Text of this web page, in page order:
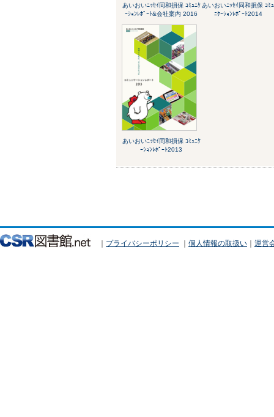
あいおいﾆｯｾｲ同和損保 ｺﾐｭﾆｹ
ｰｼｮﾝﾚﾎﾟｰﾄ&会社案内 2016
あいおいﾆｯｾｲ同和損保 ｺﾐｭ
ﾆｹｰｼｮﾝﾚﾎﾟｰﾄ2014
あいおいﾆｯｾｲ同和損保 ｺﾐｭﾆｹ
ｰｼｮﾝﾚﾎﾟｰﾄ2013
｜ プライバシーポリシー ｜ 個人情報の取扱い ｜ 運営